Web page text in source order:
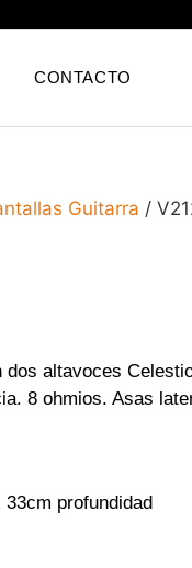
CONTACTO
Guitarra /
dos altavoces
8 ohmios. Asas
profundidad